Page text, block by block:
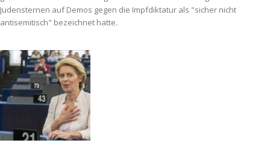
Judensternen auf Demos gegen die Impfdiktatur als "sicher nicht
antisemitisch" bezeichnet hatte.